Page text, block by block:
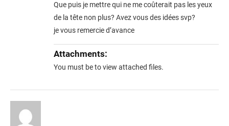
Que puis je mettre qui ne me coûterait pas les yeux
de la tête non plus? Avez vous des idées svp?
je vous remercie d’avance
Attachments:
You must beto view attached files.